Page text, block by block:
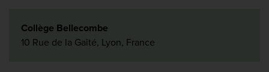
Collège Bellecombe
10 Rue de la Gaîté, Lyon, France